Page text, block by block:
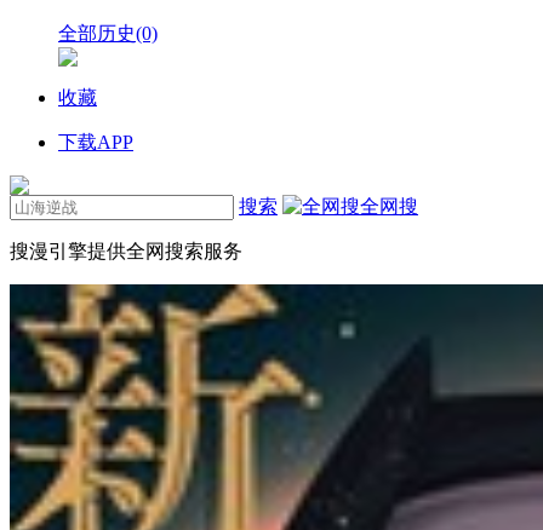
全部历史(0)
收藏
下载APP
搜索 全网搜
搜漫引擎提供全网搜索服务